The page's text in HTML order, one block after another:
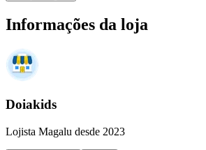
Informações da loja
Doiakids
Lojista Magalu desde 2023